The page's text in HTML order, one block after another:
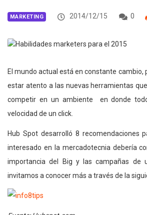
MARKETING 2014/12/15 0
El mundo actual está en constante cambio,
estar atento a las nuevas herramientas
competir en un ambiente en donde
velocidad de un click.
Hub Spot desarrolló 8 recomendaciones
interesado en la mercadotecnia debería
importancia del Big y las campañas de
invitamos a conocer más a través de la